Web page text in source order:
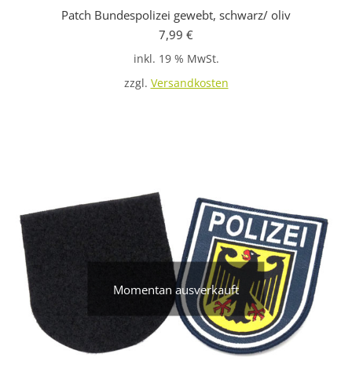
Patch Bundespolizei gewebt, schwarz/ oliv
7,99 €
inkl. 19 % MwSt.
zzgl. Versandkosten
Momentan ausverkauft